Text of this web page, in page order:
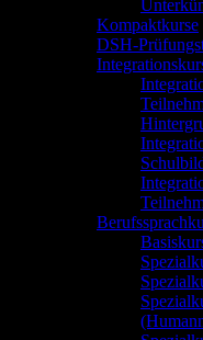
Kompaktkurse
DSH-